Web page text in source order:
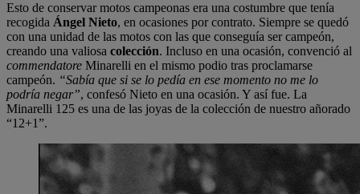
Esto de conservar motos campeonas era una costumbre que tenía
recogida Ángel Nieto, en ocasiones por contrato. Siempre se quedó
con una unidad de las motos con las que conseguía ser campeón,
creando una valiosa colección. Incluso en una ocasión, convenció al
commendatore Minarelli en el mismo podio tras proclamarse
campeón. “Sabía que si se lo pedía en ese momento no me lo
podría negar”, confesó Nieto en una ocasión. Y así fue. La
Minarelli 125 es una de las joyas de la colección de nuestro añorado
“12+1”.